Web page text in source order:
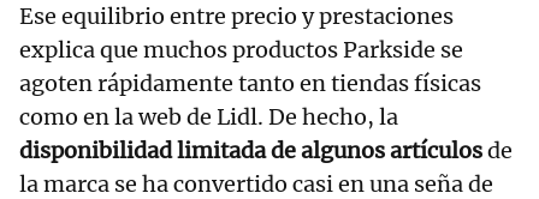
Ese equilibrio entre precio y prestaciones
explica que muchos productos Parkside se
agoten rápidamente tanto en tiendas físicas
como en la web de Lidl. De hecho, la
disponibilidad limitada de algunos artículosde
la marca se ha convertido casi en una seña de